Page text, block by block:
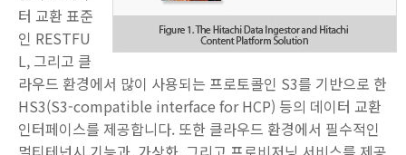
터 교환 표준
인 RESTFU
L, 그리고 클
라우드 환경에서 많이 사용되는 프로토콜인 S3를 기반으로 한
HS3(S3-compatible interface for HCP) 등의 데이터 교환
인터페이스를 제공합니다. 또한 클라우드 환경에서 필수적인